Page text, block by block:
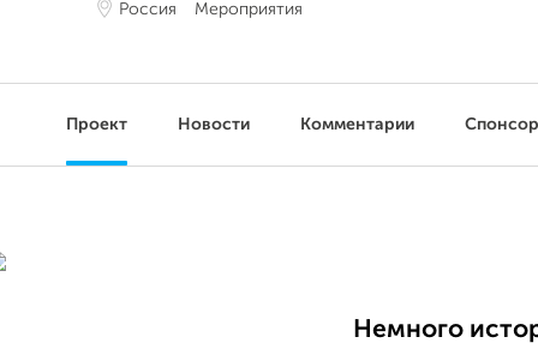
Россия Мероприятия
Проект Новости Комментарии
Немного